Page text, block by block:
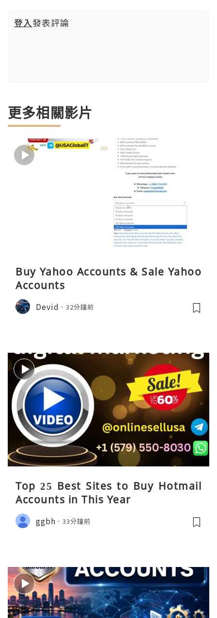
登入發表評論
更多相關影片
Buy Yahoo Accounts & Sale Yahoo
Accounts
Devid 32分鐘前
Top 25 Best Sites to Buy Hotmail
Accounts in This Year
ggbh 33分鐘前